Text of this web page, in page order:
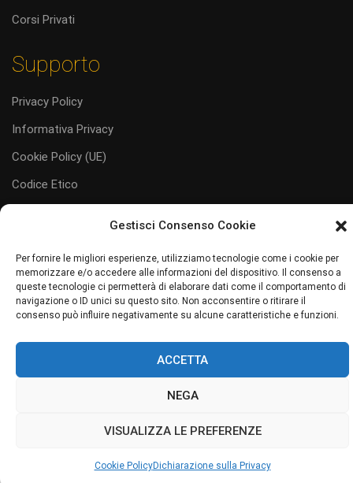
Gestisci Consenso Cookie
Per fornire le migliori esperienze, utilizziamo tecnologie come i cookie per
memorizzare e/o accedere alle informazioni del dispositivo. Il consenso a
queste tecnologie ci permetterà di elaborare dati come il comportamento di
navigazione o ID unici su questo sito. Non acconsentire o ritirare il
consenso può influire negativamente su alcune caratteristiche e funzioni.
ACCETTA
NEGA
VISUALIZZA LE PREFERENZE
Cookie PolicyDichiarazione sulla Privacy
Corsi Privati
Supporto
Privacy Policy
Informativa Privacy
Cookie Policy (UE)
Codice Etico
#juliaservicei servizi al tuo servizio
Sito web realizzato da Junior Web
GESTISCI